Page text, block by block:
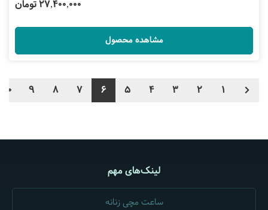
27,400,000 تومان
مشاهده محصول
1
2
3
4
5
6
7
8
9
10
لینک‌های مهم
ساعت مچی زنانه